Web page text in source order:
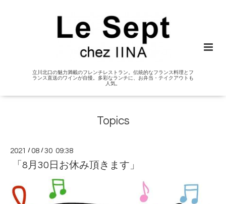
立川北口の魅力満載のフレンチレストラン。伝統的なフランス料理とフ
ランス直送のワインが自慢。多彩なランチに、お弁当・テイクアウトも
人気。
Topics
2021 /08 /30 09:38
「8月30日お休み頂きます」